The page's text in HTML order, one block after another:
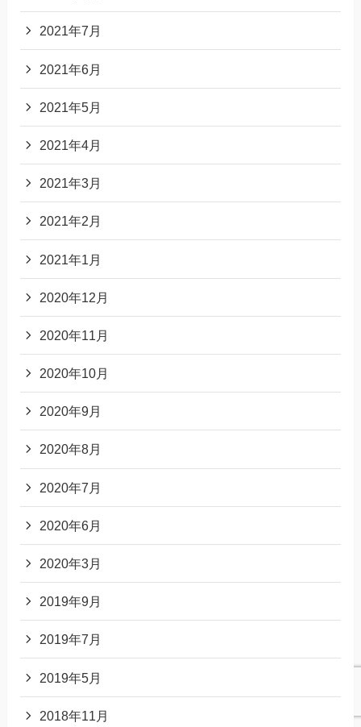
2021年7月
2021年6月
2021年5月
2021年4月
2021年3月
2021年2月
2021年1月
2020年12月
2020年11月
2020年10月
2020年9月
2020年8月
2020年7月
2020年6月
2020年3月
2019年9月
2019年7月
2019年5月
2018年11月